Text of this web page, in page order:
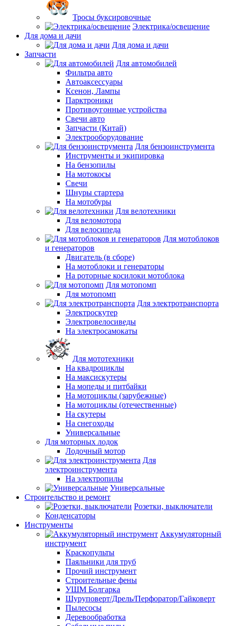
Тросы буксировочные
Электрика/освещение
Для дома и дачи
Для дома и дачи
Запчасти
Для автомобилей
Фильтра авто
Автоаксессуары
Ксенон, Лампы
Парктроники
Противоугонные устройства
Свечи авто
Запчасти (Китай)
Электрооборудование
Для бензоинструмента
Инструменты и экипировка
На бензопилы
На мотокосы
Свечи
Шнуры стартера
На мотобуры
Для велотехники
Для веломотора
Для велосипеда
Для мотоблоков
и генераторов
Двигатель (в сборе)
На мотоблоки и генераторы
На роторные косилоки мотоблока
Для мотопомп
Для мотопомп
Для электротранспорта
Электроскутер
Электровелосиведы
На электросамокаты
Для мототехники
На квадроциклы
На максискутеры
На мопеды и питбайки
На мотоциклы (зарубежные)
На мотоциклы (отечественные)
На скутеры
На снегоходы
Универсальные
Для моторных лодок
Лодочный мотор
Для
электроинструмента
На электропилы
Универсальные
Строительство и ремонт
Розетки, выключатели
Конденсаторы
Инструменты
Аккумуляторный
инструмент
Краскопульты
Паяльники для труб
Прочий инструмент
Строительные фены
УШМ Болгарка
Шуруповерт/Дрель/Перфоратор/Гайковерт
Пылесосы
Деревообработка